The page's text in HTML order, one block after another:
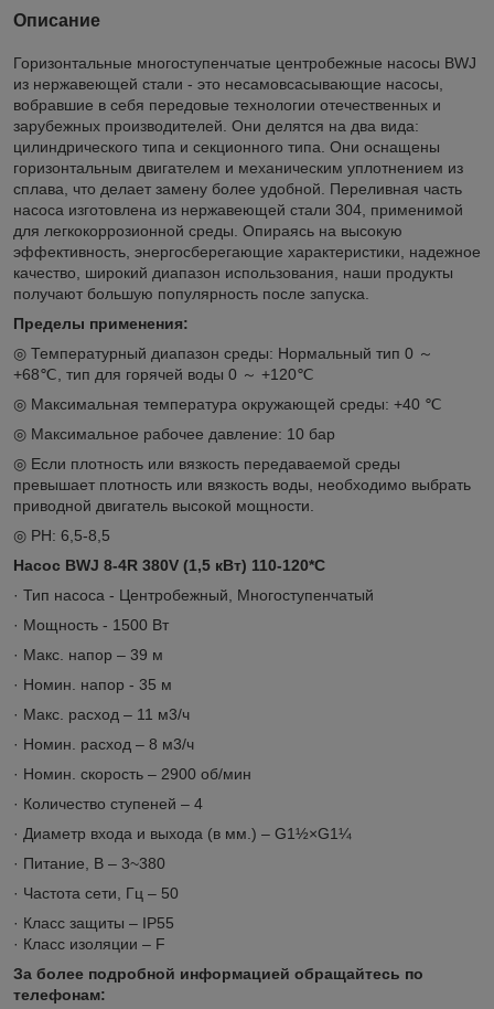
Описание
Горизонтальные многоступенчатые центробежные насосы BWJ
из нержавеющей стали - это несамовсасывающие насосы,
вобравшие в себя передовые технологии отечественных и
зарубежных производителей. Они делятся на два вида:
цилиндрического типа и секционного типа. Они оснащены
горизонтальным двигателем и механическим уплотнением из
сплава, что делает замену более удобной. Переливная часть
насоса изготовлена из нержавеющей стали 304, применимой
для легкокоррозионной среды. Опираясь на высокую
эффективность, энергосберегающие характеристики, надежное
качество, широкий диапазон использования, наши продукты
получают большую популярность после запуска.
Пределы применения:
◎ Температурный диапазон среды: Нормальный тип 0 ～
+68℃, тип для горячей воды 0 ～ +120℃
◎ Максимальная температура окружающей среды: +40 ℃
◎ Максимальное рабочее давление: 10 бар
◎ Если плотность или вязкость передаваемой среды
превышает плотность или вязкость воды, необходимо выбрать
приводной двигатель высокой мощности.
◎ PH: 6,5-8,5
Насос BWJ 8-4R 380V (1,5 кВт) 110-120*C
· Тип насоса - Центробежный, Многоступенчатый
· Мощность - 1500 Вт
· Макс. напор – 39 м
· Номин. напор - 35 м
· Макс. расход – 11 м3/ч
· Номин. расход – 8 м3/ч
· Номин. скорость – 2900 об/мин
· Количество ступеней – 4
· Диаметр входа и выхода (в мм.) – G1½×G1¼
· Питание, В – 3~380
· Частота сети, Гц – 50
· Класс защиты – IP55
· Класс изоляции – F
За более подробной информацией обращайтесь по
телефонам: